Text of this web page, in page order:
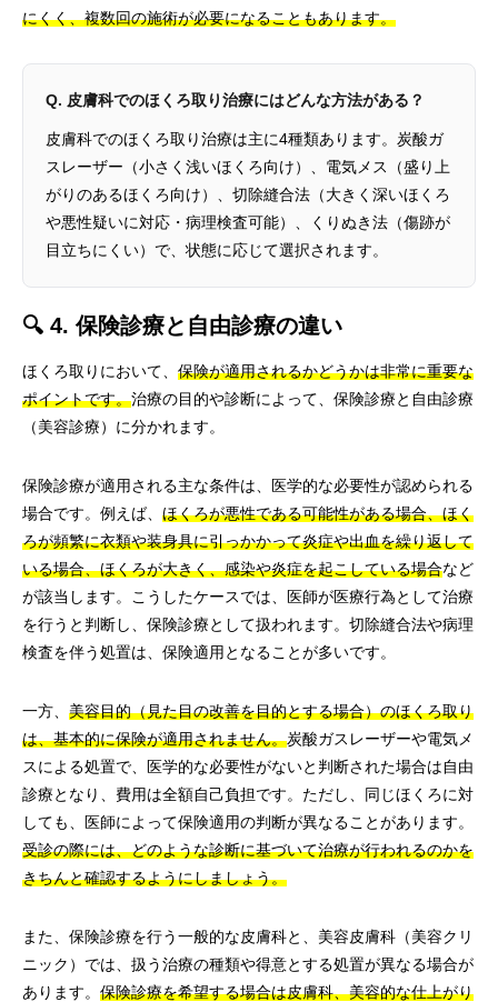
にくく、複数回の施術が必要になることもあります。
Q. 皮膚科でのほくろ取り治療にはどんな方法がある？
皮膚科でのほくろ取り治療は主に4種類あります。炭酸ガ
スレーザー（小さく浅いほくろ向け）、電気メス（盛り上
がりのあるほくろ向け）、切除縫合法（大きく深いほくろ
や悪性疑いに対応・病理検査可能）、くりぬき法（傷跡が
目立ちにくい）で、状態に応じて選択されます。
🔍 4. 保険診療と自由診療の違い
ほくろ取りにおいて、 保険が適用されるかどうかは非常に重要な
ポイントです。治療の目的や診断によって、保険診療と自由診療
（美容診療）に分かれます。
保険診療が適用される主な条件は、医学的な必要性が認められる
場合です。例えば、 ほくろが悪性である可能性がある場合、ほく
ろが頻繁に衣類や装身具に引っかかって炎症や出血を繰り返して
いる場合、ほくろが大きく、感染や炎症を起こしている場合など
が該当します。こうしたケースでは、医師が医療行為として治療
を行うと判断し、保険診療として扱われます。切除縫合法や病理
検査を伴う処置は、保険適用となることが多いです。
一方、 美容目的（見た目の改善を目的とする場合）のほくろ取り
は、基本的に保険が適用されません。炭酸ガスレーザーや電気メ
スによる処置で、医学的な必要性がないと判断された場合は自由
診療となり、費用は全額自己負担です。ただし、同じほくろに対
しても、医師によって保険適用の判断が異なることがあります。
受診の際には、どのような診断に基づいて治療が行われるのかを
きちんと確認するようにしましょう。
また、保険診療を行う一般的な皮膚科と、美容皮膚科（美容クリ
ニック）では、扱う治療の種類や得意とする処置が異なる場合が
あります。 保険診療を希望する場合は皮膚科、美容的な仕上がり